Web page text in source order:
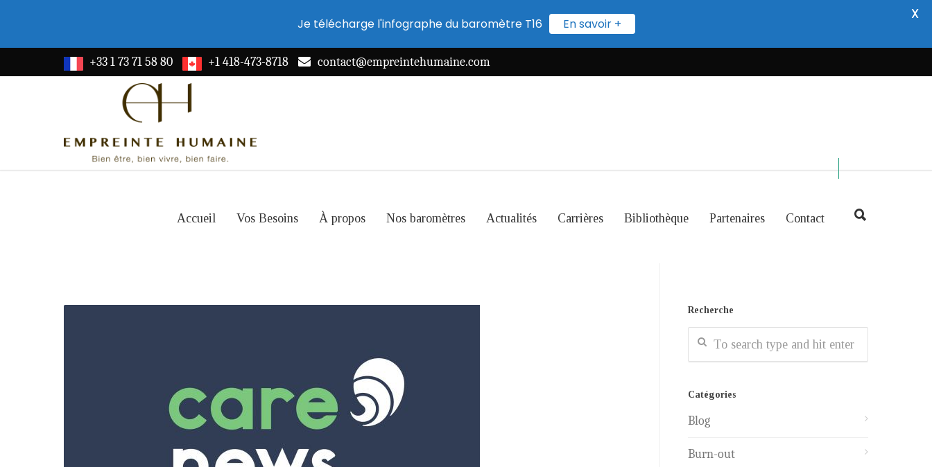
+33 1 73 71 58 80 +1 418-473-8718 contact@empreintehumaine.com
Accueil Vos Besoins À propos Nos baromètres Actualités Carrières Bibliothèque Partenaires Contact
Recherche
Catégories
Blog
Burn-out
Je télécharge l'infographe du baromètre T16 En savoir +
X